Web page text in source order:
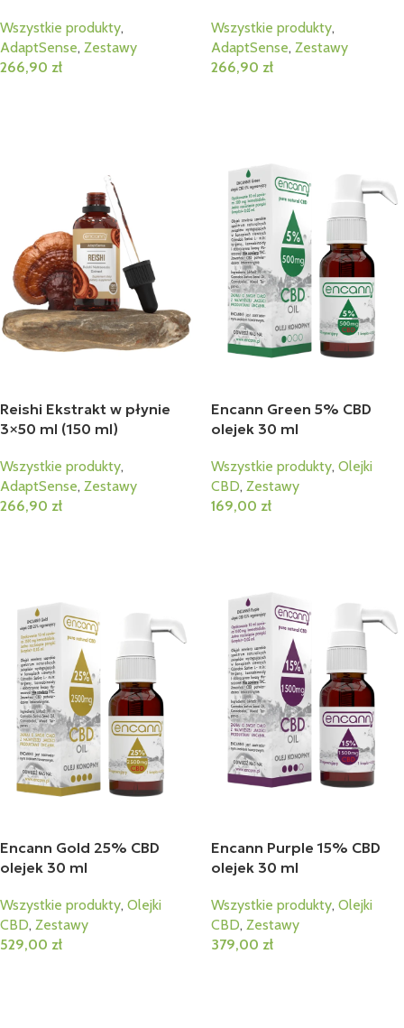
Wszystkie produkty,
AdaptSense, Zestawy
266,90 zł
Wszystkie produkty,
AdaptSense, Zestawy
266,90 zł
Reishi Ekstrakt w płynie
3×50 ml (150 ml)
Wszystkie produkty,
AdaptSense, Zestawy
266,90 zł
Encann Green 5% CBD
olejek 30 ml
Wszystkie produkty, Olejki
CBD, Zestawy
169,00 zł
Encann Gold 25% CBD
olejek 30 ml
Wszystkie produkty, Olejki
CBD, Zestawy
529,00 zł
Encann Purple 15% CBD
olejek 30 ml
Wszystkie produkty, Olejki
CBD, Zestawy
379,00 zł